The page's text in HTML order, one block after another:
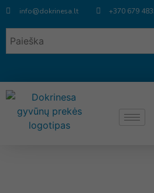
info@dokrinesa.lt +370 679